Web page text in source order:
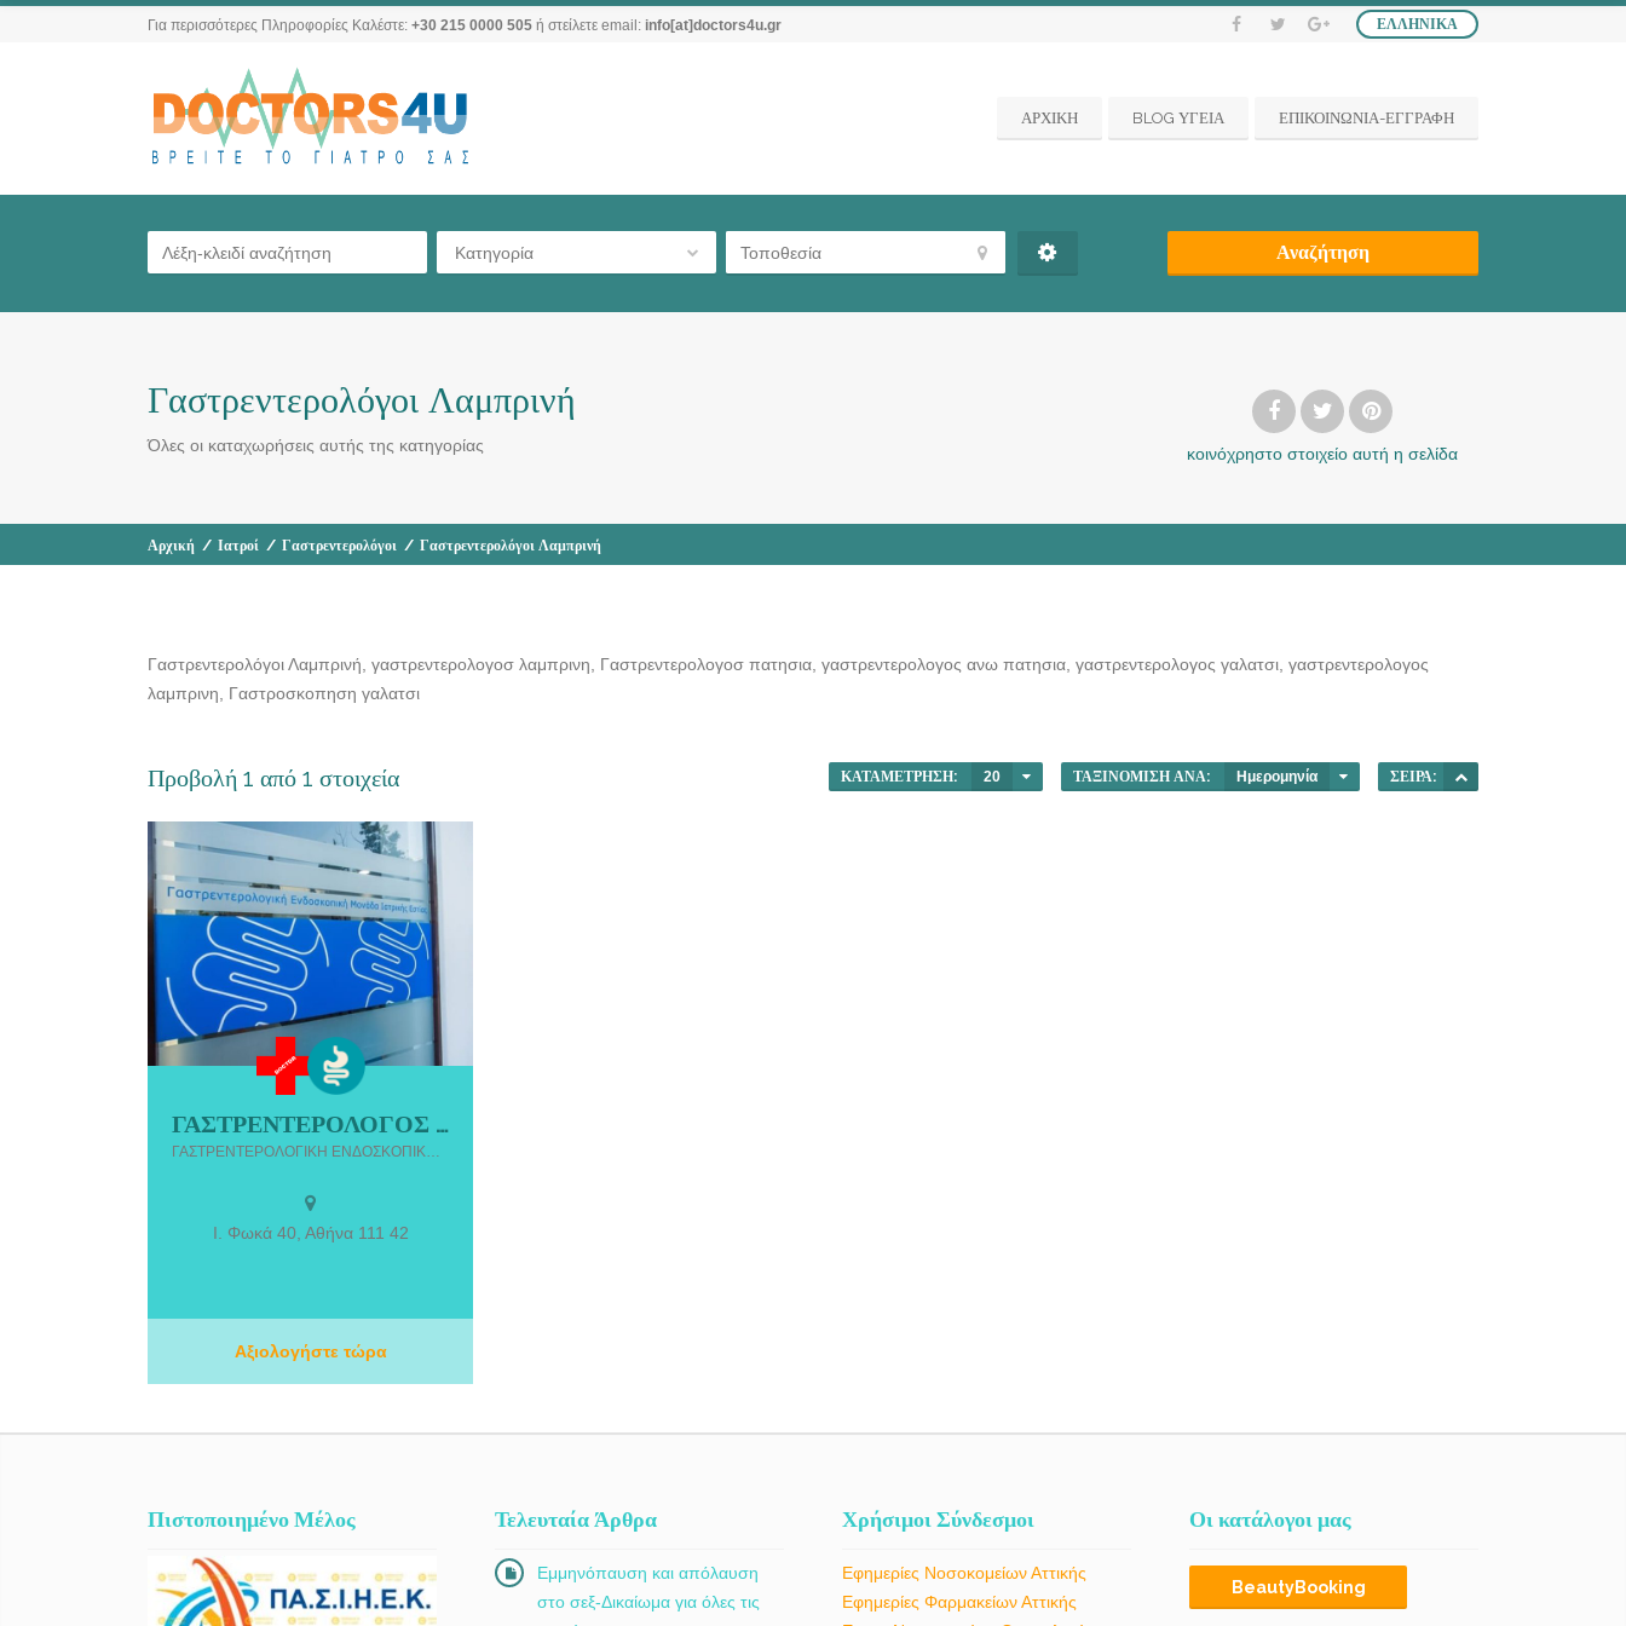
ΕΛΛΗΝΙΚΆ
Για περισσότερες Πληροφορίες Καλέστε: +30 215 0000 505 ή στείλετε email: info[at]doctors4u.gr
ΑΡΧΙΚΗ BLOG ΥΓΕΙΑ ΕΠΙΚΟΙΝΩΝΙΑ-ΕΓΓΡΑΦΗ
Κατηγορία Αναζήτηση
Γαστρεντερολόγοι Λαμπρινή
Όλες οι καταχωρήσεις αυτής της κατηγορίας κοινόχρηστο στοιχείο αυτή η σελίδα
Αρχική / Ιατροί / Γαστρεντερολόγοι / Γαστρεντερολόγοι Λαμπρινή
Γαστρεντερολόγοι Λαμπρινή, γαστρεντερολογοσ λαμπρινη, Γαστρεντερολογοσ πατησια, γαστρεντερολογος ανω πατησια, γαστρεντερολογος γαλατσι, γαστρεντερολογος
λαμπρινη, Γαστροσκοπηση γαλατσι
Προβολή 1 από 1 στοιχεία ΚΑΤΑΜΈΤΡΗΣΗ: 20 ΤΑΞΙΝΌΜΙΣΗ ΑΝΆ: Ημερομηνία ΣΕΙΡΆ:
ΓΑΣΤΡΕΝΤΕΡΟΛΟΓΟΣ ΑΝΩ ΠΑΤΗΣΙΑ
ΑΘΗΝΑ | ΚΩΝΣΤΑΝΤΟΠΟΥΛΟΣ
γαστρεντερολόγος Κωνσταντόπουλος
Παναγιώτης, μετά από πολυετή εργασιακή
Εστία Αθηνών.
ΓΑΣΤΡΕΝΤΕΡΟΛΟΓΟΣ ΑΝΩ ΠΑΤΗΣΙΑ ΑΘΗΝΑ | ΚΩΝΣΤΑΝΤΟΠΟΥΛΟΣ ΠΑΝΑΓΙΩΤΗΣ
Ι. Φωκά 40, Αθήνα 111 42
Αξιολογήστε τώρα
Πιστοποιημένο Μέλος Τελευταία Άρθρα
Εμμηνόπαυση και απόλαυση
στο σεξ-Δικαίωμα για όλες τις
Χρήσιμοι Σύνδεσμοι
Εφημερίες Νοσοκομείων Αττικής
Εφημερίες Φαρμακείων Αττικής
Οι κατάλογοι μας
BeautyBooking